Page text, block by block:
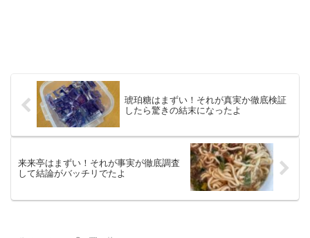
琥珀糖はまずい！それが真実か徹底検証
したら驚きの結末になったよ
来来亭はまずい！それが事実が徹底調査
して結論がバッチリでたよ